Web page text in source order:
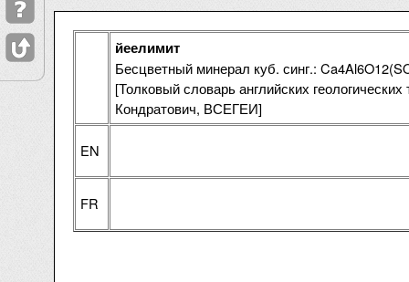
йеелимит
Бесцветный минерал куб. синг.:
[Толковый словарь английских
Кондратович, ВСЕГЕИ]
EN
FR